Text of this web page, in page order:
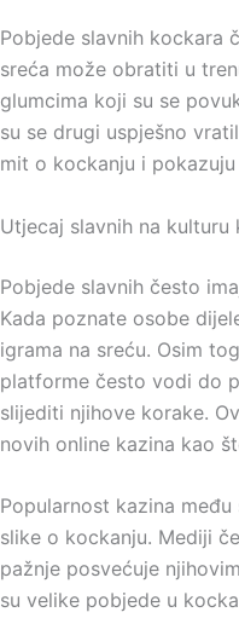
Pobjede slavnih kockara
sreća može obratiti u
glumcima koji su se
su se drugi uspješno
mit o kockanju i
Utjecaj slavnih na kulturu
Pobjede slavnih često
Kada poznate osobe
igrama na sreću. Osim
platforme često vodi do
slijediti njihove korake.
novih online kazina kao
Popularnost kazina
slike o kockanju. Mediji
pažnje posvećuje
su velike pobjede u